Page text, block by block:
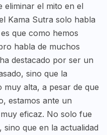
eliminar el mito en el
Kama Sutra solo habla
que como hemos
habla de muchos
destacado por ser un
sino que la
muy alta, a pesar de que
estamos ante un
eficaz. No solo fue
que en la actualidad